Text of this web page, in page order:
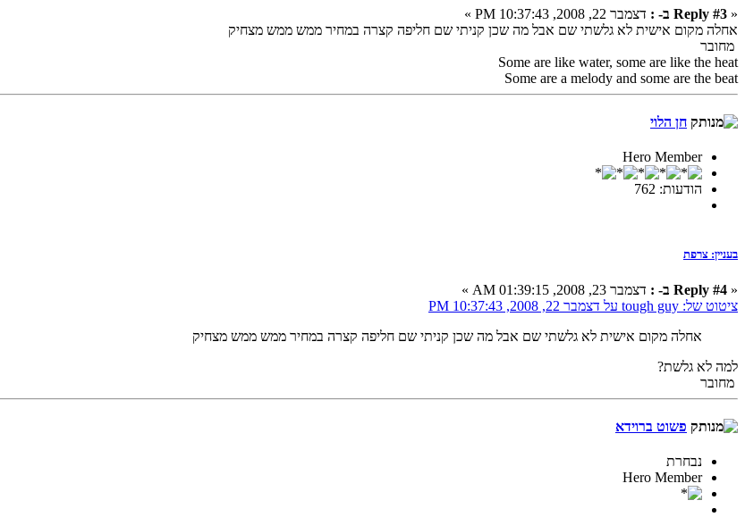
« Reply #3 ב- :
דצמבר 22, 2008, 10:37:43 PM »
אחלה מקום אישית לא גלשתי שם אבל מה שכן קניתי שם חליפה קצרה במחיר ממש ממש מצחיק
מחובר
Some are like water, some are like the heat
Some are a melody and some are the beat
חן הלוי
Hero Member
הודעות: 762
בעניין: צרפת
« Reply #4 ב- :
דצמבר 23, 2008, 01:39:15 AM »
ציטוט של: tough guy על דצמבר 22, 2008, 10:37:43 PM
אחלה מקום אישית לא גלשתי שם אבל מה שכן קניתי שם חליפה קצרה במחיר ממש ממש מצחיק
למה לא גלשת?
מחובר
פשוט ברוידא
נבחרת
Hero Member